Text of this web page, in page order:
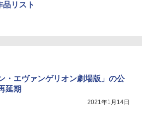
品リスト
・エヴァンゲリオン劇場版」の公
延期
2021年1月14日